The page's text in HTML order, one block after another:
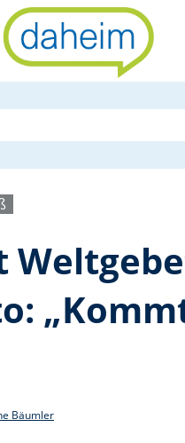
Bäumler